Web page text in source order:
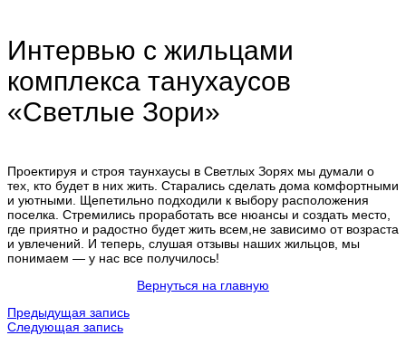
Интервью с жильцами
комплекса танухаусов
«Светлые Зори»
Проектируя и строя таунхаусы в Светлых Зорях мы думали о
тех, кто будет в них жить. Старались сделать дома комфортными
и уютными. Щепетильно подходили к выбору расположения
поселка. Стремились проработать все нюансы и создать место,
где приятно и радостно будет жить всем,не зависимо от возраста
и увлечений. И теперь, слушая отзывы наших жильцов, мы
понимаем — у нас все получилось!
Вернуться на главную
Предыдущая запись
Следующая запись